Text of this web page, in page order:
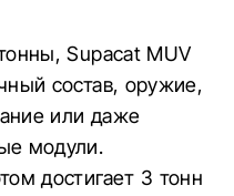
Supacat MUV
состав, оружие,
или даже
модули.
достигает 3 тонн